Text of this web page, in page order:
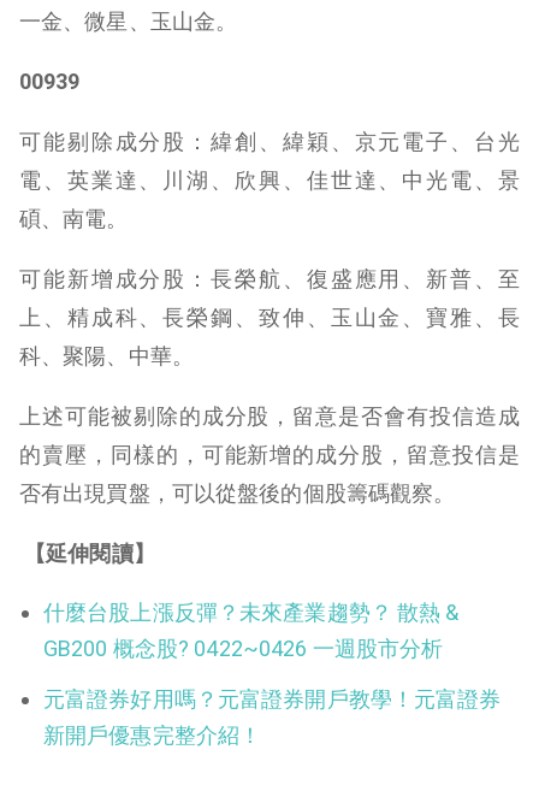
一金、微星、玉山金。
00939
可能剔除成分股：緯創、緯穎、京元電子、台光
電、英業達、川湖、欣興、佳世達、中光電、景
碩、南電。
可能新增成分股：長榮航、復盛應用、新普、至
上、精成科、長榮鋼、致伸、玉山金、寶雅、長
科、聚陽、中華。
上述可能被剔除的成分股，留意是否會有投信造成
的賣壓，同樣的，可能新增的成分股，留意投信是
否有出現買盤，可以從盤後的個股籌碼觀察。
【延伸閱讀】
什麼台股上漲反彈？未來產業趨勢？ 散熱 &
GB200 概念股? 0422~0426 一週股市分析
元富證券好用嗎？元富證券開戶教學！元富證券
新開戶優惠完整介紹！